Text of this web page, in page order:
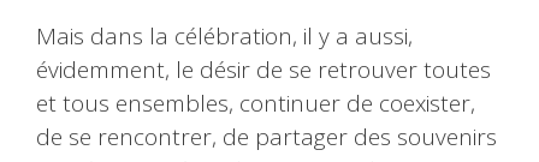
Mais dans la célébration, il y a aussi,
évidemment, le désir de se retrouver toutes
et tous ensembles, continuer de coexister,
de se rencontrer, de partager des souvenirs